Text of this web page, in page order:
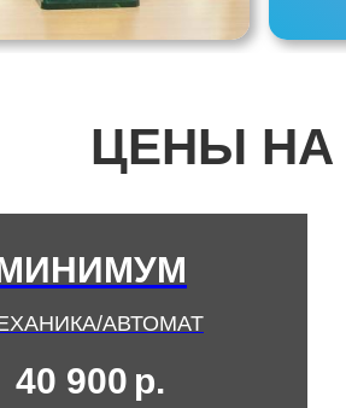
ЦЕНЫ НА
АВТОМАТ
40 900 р.